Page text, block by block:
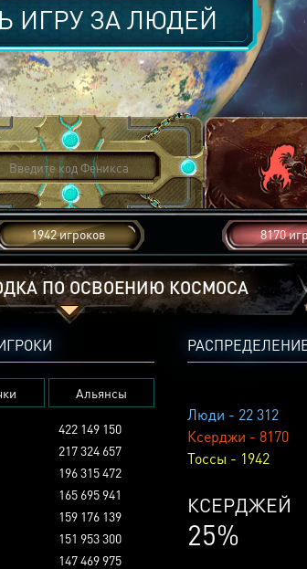
ИГРУ ЗАЛЮДЕЙ
1942 игроков 8170
ПО ОСВОЕНИЮ КОСМОСА
Люди - 22 312
Ксерджи - 8170
Тоссы - 1942
ТОССОВ
5%
Альянсы
422 149 150
217 324 657
196 315 472
165 695 941
159 176 139
151 953 300
147 469 975